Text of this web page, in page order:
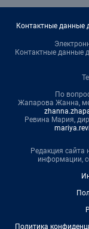
Контактные данные
Контактные данные
По
Жапарова Жанна,
Ревина Мария,
Редакция сайта
информации,
Политика